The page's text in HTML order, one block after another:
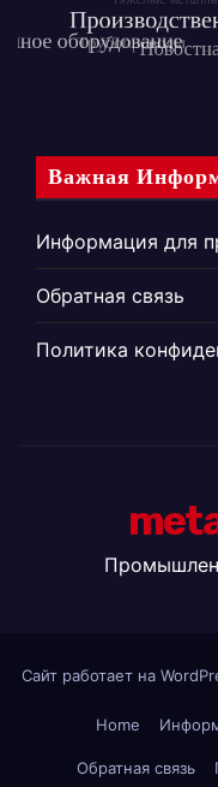
Важная
Информация для
Обратная связь
Политика
Сайт работает на
Home
Обратная связь